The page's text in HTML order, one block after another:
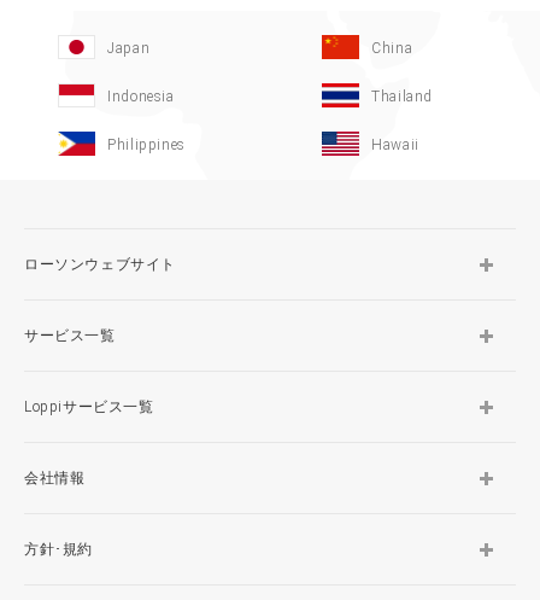
Japan China
Indonesia Thailand
Philippines Hawaii
ローソンウェブサイト
サービス一覧
Loppiサービス一覧
会社情報
方針･規約